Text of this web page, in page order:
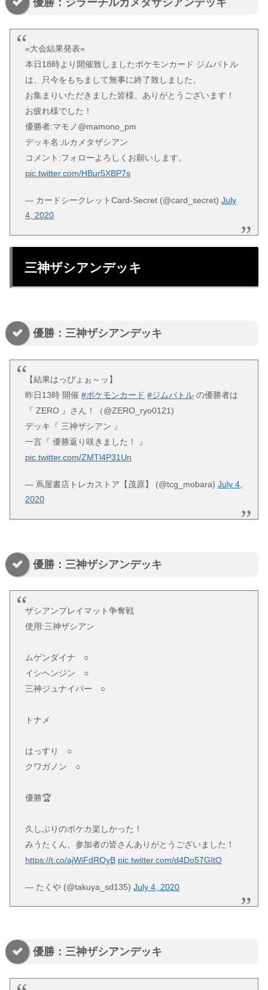
優勝：ジラーチルカメタザシアンデッキ
«大会結果発表»
本日18時より開催致しましたポケモンカード ジムバトル
は、只今をもちまして無事に終了致しました。
お集まりいただきました皆様、ありがとうございます！
お疲れ様でした！
優勝者:マモノ@mamono_pm
デッキ名:ルカメタザシアン
コメント:フォローよろしくお願いします。
pic.twitter.com/HBur5XBP7s
— カードシークレットCard-Secret (@card_secret)July
4, 2020
三神ザシアンデッキ
優勝：三神ザシアンデッキ
【結果はっぴょぉ～ッ】
昨日13時 開催#ポケモンカード #ジムバトル の優勝者は
『 ZERO 』さん！（@ZERO_ryo0121)
デッキ『 三神ザシアン 』
一言『 優勝返り咲きました！ 』
pic.twitter.com/ZMTl4P31Un
— 蔦屋書店トレカストア【茂原】 (@tcg_mobara)July 4,
2020
優勝：三神ザシアンデッキ
ザシアンプレイマット争奪戦
使用:三神ザシアン
ムゲンダイナ ○
イシヘンジン ○
三神ジュナイパー ○
トナメ
はっすり ○
クワガノン ○
優勝🏆
久しぶりのポケカ楽しかった！
みうたくん、参加者の皆さんありがとうございました！
https://t.co/ajWiFdROyB pic.twitter.com/d4Do57GItO
— たくや (@takuya_sd135)July 4, 2020
優勝：三神ザシアンデッキ